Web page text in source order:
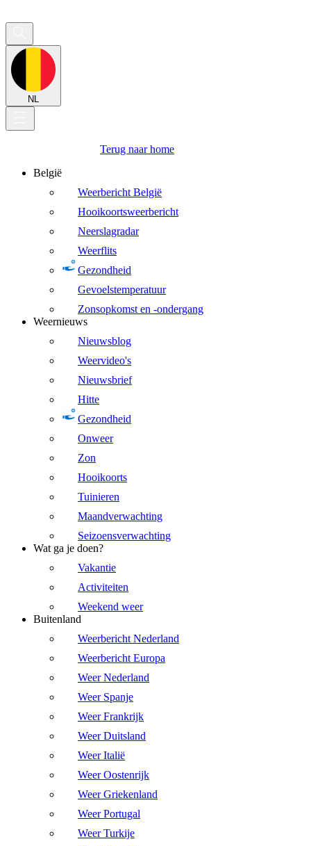
NL
Terug naar home
België
Weerbericht België
Hooikoortsweerbericht
Neerslagradar
Weerflits
Gezondheid
Gevoelstemperatuur
Zonsopkomst en -ondergang
Weernieuws
Nieuwsblog
Weervideo's
Nieuwsbrief
Hitte
Gezondheid
Onweer
Zon
Hooikoorts
Tuinieren
Maandverwachting
Seizoensverwachting
Wat ga je doen?
Vakantie
Activiteiten
Weekend weer
Buitenland
Weerbericht Nederland
Weerbericht Europa
Weer Nederland
Weer Spanje
Weer Frankrijk
Weer Duitsland
Weer Italië
Weer Oostenrijk
Weer Griekenland
Weer Portugal
Weer Turkije